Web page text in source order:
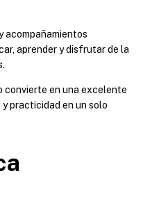
acompañamientos
aprender y disfrutar de la
convierte en una excelente
practicidad en un solo